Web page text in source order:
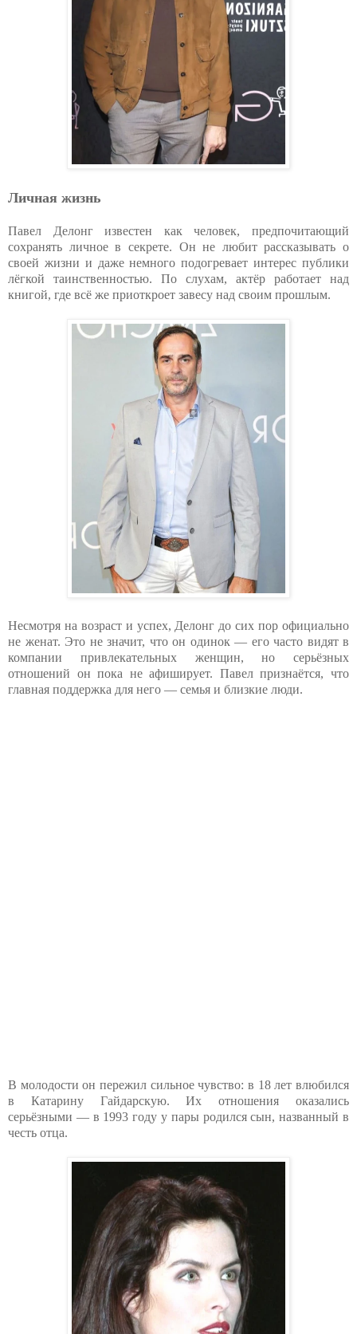
Личная жизнь
Павел Делонг известен как человек, предпочитающий
сохранять личное в секрете. Он не любит рассказывать о
своей жизни и даже немного подогревает интерес публики
лёгкой таинственностью. По слухам, актёр работает над
книгой, где всё же приоткроет завесу над своим прошлым.
Несмотря на возраст и успех, Делонг до сих пор официально
не женат. Это не значит, что он одинок — его часто видят в
компании привлекательных женщин, но серьёзных
отношений он пока не афиширует. Павел признаётся, что
главная поддержка для него — семья и близкие люди.
В молодости он пережил сильное чувство: в 18 лет влюбился
в Катарину Гайдарскую. Их отношения оказались
серьёзными — в 1993 году у пары родился сын, названный в
честь отца.